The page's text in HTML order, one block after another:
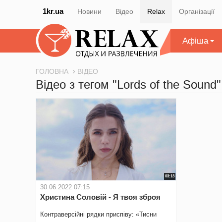
1kr.ua Новини Відео Relax Організації
Афіша
ГОЛОВНА ВІДЕО
Відео з тегом "Lords of the Sound"
03:13
30.06.2022 07:15
Христина Соловій - Я твоя зброя
Контраверсійні рядки приспіву: «Тисни